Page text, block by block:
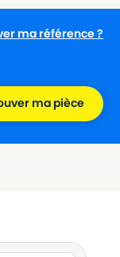
ma référence ?
ma pièce